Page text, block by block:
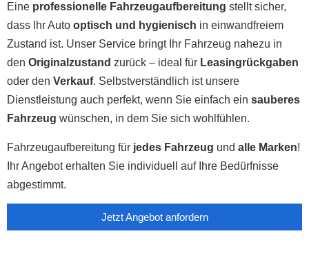
Eine professionelle Fahrzeugaufbereitung stellt sicher,
dass Ihr Auto optisch und hygienisch in einwandfreiem
Zustand ist. Unser Service bringt Ihr Fahrzeug nahezu in
den Originalzustand zurück – ideal für Leasingrückgaben
oder den Verkauf. Selbstverständlich ist unsere
Dienstleistung auch perfekt, wenn Sie einfach ein sauberes
Fahrzeug wünschen, in dem Sie sich wohlfühlen.
Fahrzeugaufbereitung für jedes Fahrzeug und alle Marken!
Ihr Angebot erhalten Sie individuell auf Ihre Bedürfnisse
abgestimmt.
Jetzt Angebot anfordern